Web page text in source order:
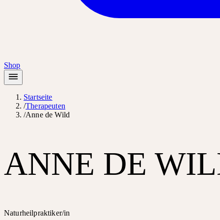
Shop
Startseite
/Therapeuten
/Anne de Wild
ANNE DE
Naturheilpraktiker/in